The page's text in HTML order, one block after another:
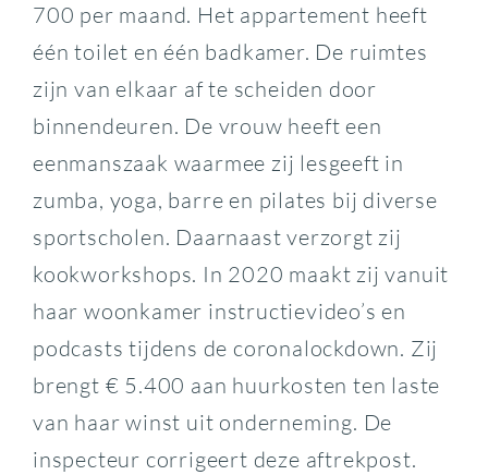
700 per maand. Het appartement heeft
één toilet en één badkamer. De ruimtes
zijn van elkaar af te scheiden door
binnendeuren. De vrouw heeft een
eenmanszaak waarmee zij lesgeeft in
zumba, yoga, barre en pilates bij diverse
sportscholen. Daarnaast verzorgt zij
kookworkshops. In 2020 maakt zij vanuit
haar woonkamer instructievideo’s en
podcasts tijdens de coronalockdown. Zij
brengt € 5.400 aan huurkosten ten laste
van haar winst uit onderneming. De
inspecteur corrigeert deze aftrekpost.